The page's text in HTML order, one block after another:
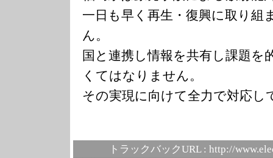
一日も早く再生・復興に取り組
ん。
国と連携し情報を共有し課題を
くてはなりません。
その実現に向けて全力で対応し
トラックバックURL : http://